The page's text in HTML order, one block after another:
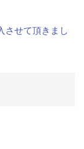
させて頂きまし